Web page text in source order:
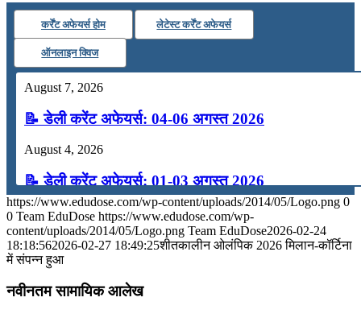
कर्रेंट अफेयर्स होम लेटेस्ट कर्रेंट अफेयर्स
ऑनलाइन क्विज
August 7, 2026
📝 डेली करेंट अफेयर्स: 04-06 अगस्त 2026
August 4, 2026
📝 डेली करेंट अफेयर्स: 01-03 अगस्त 2026
July 31, 2026
📝 डेली करेंट अफेयर्स: 28-31 जुलाई 2026
https://www.edudose.com/wp-content/uploads/2014/05/Logo.png 0
0 Team EduDose https://www.edudose.com/wp-
content/uploads/2014/05/Logo.png Team EduDose2026-02-24
18:18:562026-02-27 18:49:25शीतकालीन ओलंपिक 2026 मिलान-कॉर्टिना
में संपन्न हुआ
नवीनतम सामायिक आलेख